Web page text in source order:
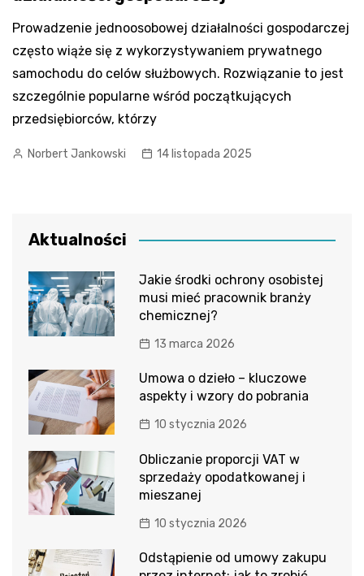
Prowadzenie jednoosobowej działalności gospodarczej
często wiąże się z wykorzystywaniem prywatnego
samochodu do celów służbowych. Rozwiązanie to jest
szczególnie popularne wśród początkujących
przedsiębiorców, którzy
Norbert Jankowski 14 listopada 2025
Aktualności
Jakie środki ochrony osobistej
musi mieć pracownik branży
chemicznej?
13 marca 2026
Umowa o dzieło – kluczowe
aspekty i wzory do pobrania
10 stycznia 2026
Obliczanie proporcji VAT w
sprzedaży opodatkowanej i
mieszanej
10 stycznia 2026
Odstąpienie od umowy zakupu